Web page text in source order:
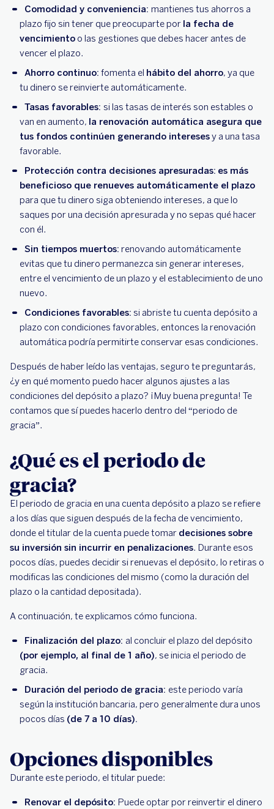
Comodidad y conveniencia: mantienes tus ahorros a
plazo fijo sin tener que preocuparte por la fecha de
vencimiento o las gestiones que debes hacer antes de
vencer el plazo.
Ahorro continuo: fomenta el hábito del ahorro, ya que
tu dinero se reinvierte automáticamente.
Tasas favorables: si las tasas de interés son estables o
van en aumento, la renovación automática asegura que
tus fondos continúen generando interesesy a una tasa
favorable.
Protección contra decisiones apresuradas: es más
beneficioso que renueves automáticamente el plazo
para que tu dinero siga obteniendo intereses, a que lo
saques por una decisión apresurada y no sepas qué hacer
con él.
Sin tiempos muertos: renovando automáticamente
evitas que tu dinero permanezca sin generar intereses,
entre el vencimiento de un plazo y el establecimiento de uno
nuevo.
Condiciones favorables: si abriste tu cuenta depósito a
plazo con condiciones favorables, entonces la renovación
automática podría permitirte conservar esas condiciones.
Después de haber leído las ventajas, seguro te preguntarás,
¿y en qué momento puedo hacer algunos ajustes a las
condiciones del depósito a plazo? ¡Muy buena pregunta! Te
contamos que sí puedes hacerlo dentro del “periodo de
gracia”.
¿Qué es el periodo de
gracia?
El periodo de gracia en una cuenta depósito a plazo se refiere
a los días que siguen después de la fecha de vencimiento,
donde el titular de la cuenta puede tomar decisiones sobre
su inversión sin incurrir en penalizaciones. Durante esos
pocos días, puedes decidir si renuevas el depósito, lo retiras o
modificas las condiciones del mismo (como la duración del
plazo o la cantidad depositada).
A continuación, te explicamos cómo funciona.
Finalización del plazo: al concluir el plazo del depósito
(por ejemplo, al final de 1 año), se inicia el periodo de
gracia.
Duración del periodo de gracia: este periodo varía
según la institución bancaria, pero generalmente dura unos
pocos días (de 7 a 10 días).
Opciones disponibles
Durante este periodo, el titular puede:
Renovar el depósito: Puede optar por reinvertir el dinero